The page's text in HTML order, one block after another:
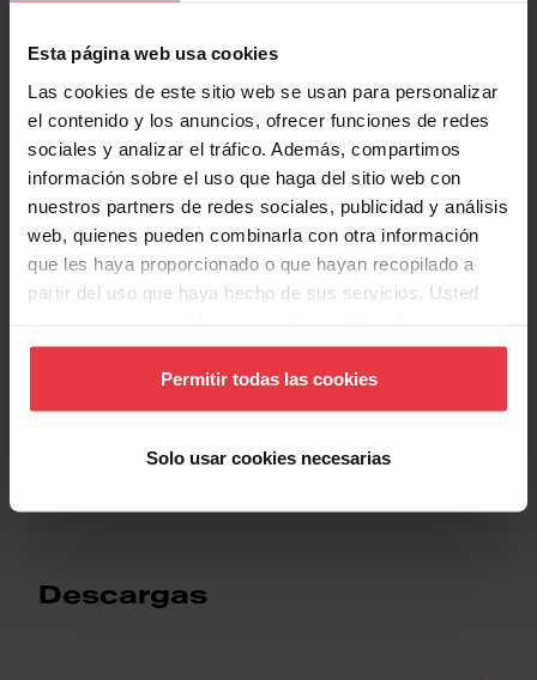
Esta página web usa cookies
Las cookies de este sitio web se usan para personalizar
el contenido y los anuncios, ofrecer funciones de redes
sociales y analizar el tráfico. Además, compartimos
información sobre el uso que haga del sitio web con
nuestros partners de redes sociales, publicidad y análisis
web, quienes pueden combinarla con otra información
que les haya proporcionado o que hayan recopilado a
partir del uso que haya hecho de sus servicios. Usted
sitio web.
Permitir todas las cookies
Solo usar cookies necesarias
Aspecto
EAN/UPC 7612986380293
Categoría de campana Chimenea
Acabado Negro
Propiedades
Show more
Descargas